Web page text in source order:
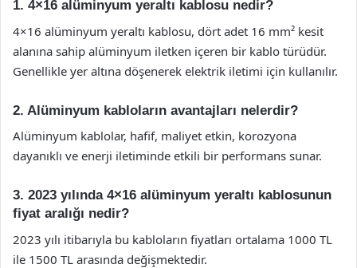
1. 4×16 alüminyum yeraltı kablosu nedir?
4×16 alüminyum yeraltı kablosu, dört adet 16 mm² kesit
alanına sahip alüminyum iletken içeren bir kablo türüdür.
Genellikle yer altına döşenerek elektrik iletimi için kullanılır.
2. Alüminyum kabloların avantajları nelerdir?
Alüminyum kablolar, hafif, maliyet etkin, korozyona
dayanıklı ve enerji iletiminde etkili bir performans sunar.
3. 2023 yılında 4×16 alüminyum yeraltı kablosunun
fiyat aralığı nedir?
2023 yılı itibarıyla bu kabloların fiyatları ortalama 1000 TL
ile 1500 TL arasında değişmektedir.